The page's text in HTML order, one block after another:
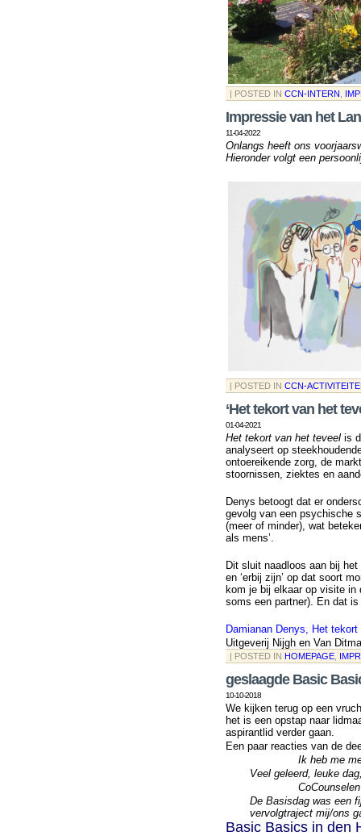
| POSTED IN CCN-INTERN
Impressie van het
11-04-2022
Onlangs heeft ons
Hieronder volgt een
| POSTED IN CCN-
‘Het tekort van het
01-04-2021
Het tekort van het teveel is
analyseert op
ontoereikende zorg, de
stoornissen, ziektes en
Denys betoogt dat er
gevolg van een psychische
(meer of minder), wat
als mens’.
Dit sluit naadloos aan bij
en ‘erbij zijn’ op dat soort
kom je bij elkaar op visite in
soms een partner). En dat
Damianan Denys, Het
Uitgeverij Nijgh en Van
| POSTED IN HOMEPAGE
geslaagde Basic
10-10-2018
We kijken terug op een
het is een opstap naar
aspirantlid verder gaan.
Een paar reacties van de
Ik heb me
Veel geleerd, leuke
De Basisdag was een
vervolgtraject mij/ons
Basic Basics in den